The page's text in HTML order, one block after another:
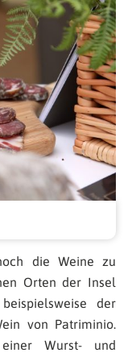
die Weine zu
Orten der Insel
der
von Patriminio.
Wurst- und